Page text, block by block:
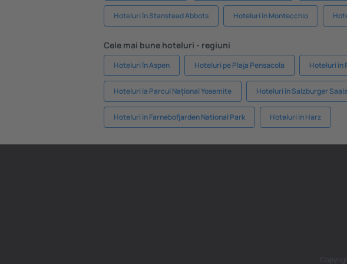
Hoteluri în Stanstead Abbots Hoteluri în Montecchio
Cele mai bune hoteluri - regiuni
Hoteluri în Aspen Hoteluri pe Plaja Pensacola Hoteluri in
Hoteluri la Parcul Național Yosemite Hoteluri în Salzburger
Hoteluri in Farnebofjarden National Park Hoteluri in Harz